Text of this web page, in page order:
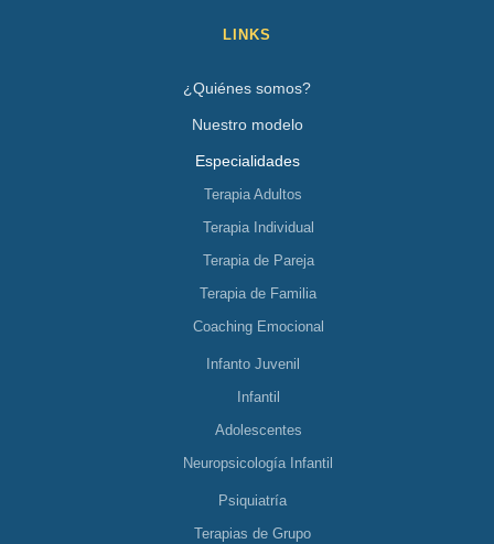
LINKS
¿Quiénes somos?
Nuestro modelo
Especialidades
Terapia Adultos
Terapia Individual
Terapia de Pareja
Terapia de Familia
Coaching Emocional
Infanto Juvenil
Infantil
Adolescentes
Neuropsicología Infantil
Psiquiatría
Terapias de Grupo